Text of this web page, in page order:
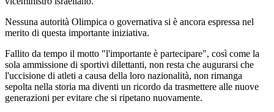
Nessuna autorità Olimpica o governativa si è ancora espressa nel
merito di questa importante iniziativa.
Fallito da tempo il motto "l'importante è partecipare", così come la
sola ammissione di sportivi dilettanti, non resta che augurarsi che
l'uccisione di atleti a causa della loro nazionalità, non rimanga
sepolta nella storia ma diventi un ricordo da trasmettere alle nuove
generazioni per evitare che si ripetano nuovamente.